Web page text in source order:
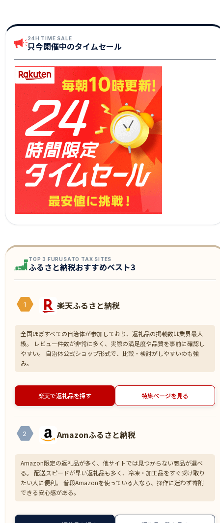
24H TIME SALE
只今開催中のタイムセール
TOP 3 FURUSATO TAX SITES
ふるさと納税おすすめベスト3
1 楽天ふるさと納税
全国ほぼすべての自治体が参加しており、返礼品の掲載数は業界最大
級。 レビュー件数が非常に多く、実際の満足度や品質を事前に確認し
やすい。 自治体公式ショップ形式で、比較・検討がしやすいのも強
み。
楽天で返礼品を探す 特集ページを見る
2 Amazonふるさと納税
Amazon限定の返礼品が多く、他サイトでは見つからない商品が選べ
る。 配送スピードが早い返礼品も多く、冷凍・加工品をすぐ受け取り
たい人に便利。 普段Amazonを使っている人なら、操作に迷わず寄附
できる安心感がある。